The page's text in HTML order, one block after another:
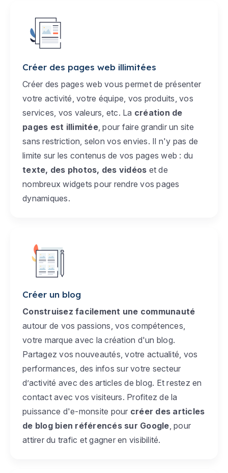
Créer des pages web illimitées
Créer des pages web vous permet de présenter
votre activité, votre équipe, vos produits, vos
services, vos valeurs, etc. La création de
pages est illimitée, pour faire grandir un site
sans restriction, selon vos envies. Il n'y pas de
limite sur les contenus de vos pages web : du
texte, des photos, des vidéos et de
nombreux widgets pour rendre vos pages
dynamiques.
Créer un blog
Construisez facilement une communauté
autour de vos passions, vos compétences,
votre marque avec la création d'un blog.
Partagez vos nouveautés, votre actualité, vos
performances, des infos sur votre secteur
d’activité avec des articles de blog. Et restez en
contact avec vos visiteurs. Profitez de la
puissance d'e-monsite pour créer des articles
de blog bien référencés sur Google , pour
attirer du trafic et gagner en visibilité.